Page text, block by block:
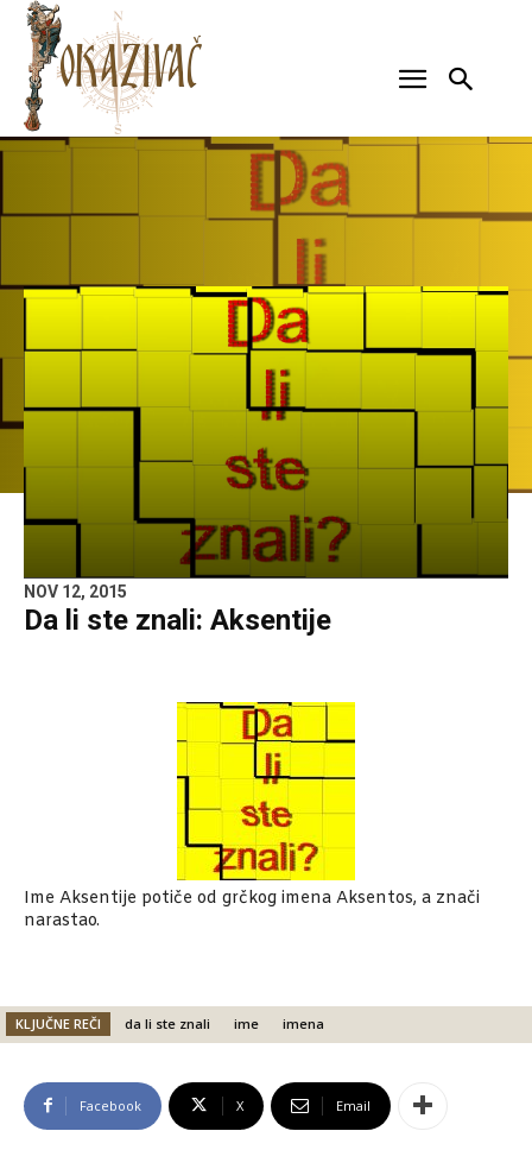
NOV 12, 2015
Da li ste znali: Aksentije
Ime Aksentije potiče od grčkog imena Aksentos, a znači
narastao.
KLJUČNE REČI da li ste znali ime imena
Facebook X Email